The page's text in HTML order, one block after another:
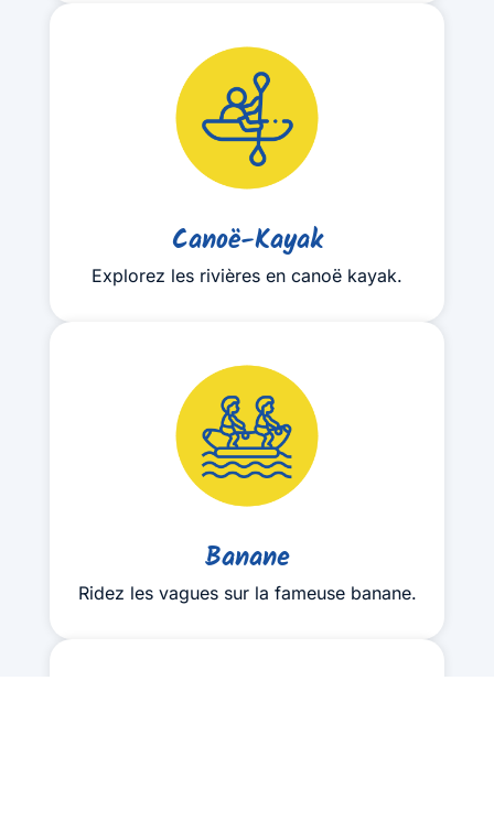
Canoë-Kayak
Explorez les rivières en canoë kayak.
Banane
Ridez les vagues sur la fameuse banane.